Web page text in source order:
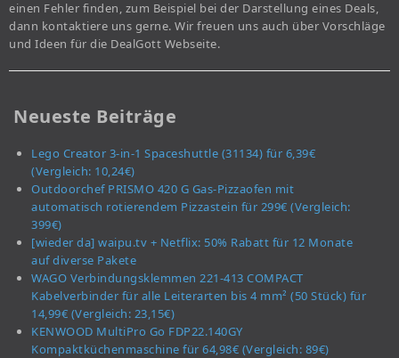
einen Fehler finden, zum Beispiel bei der Darstellung eines Deals,
dann kontaktiere uns gerne. Wir freuen uns auch über Vorschläge
und Ideen für die DealGott Webseite.
Neueste Beiträge
Lego Creator 3-in-1 Spaceshuttle (31134) für 6,39€
(Vergleich: 10,24€)
Outdoorchef PRISMO 420 G Gas-Pizzaofen mit
automatisch rotierendem Pizzastein für 299€ (Vergleich:
399€)
[wieder da] waipu.tv + Netflix: 50% Rabatt für 12 Monate
auf diverse Pakete
WAGO Verbindungsklemmen 221-413 COMPACT
Kabelverbinder für alle Leiterarten bis 4 mm² (50 Stück) für
14,99€ (Vergleich: 23,15€)
KENWOOD MultiPro Go FDP22.140GY
Kompaktküchenmaschine für 64,98€ (Vergleich: 89€)